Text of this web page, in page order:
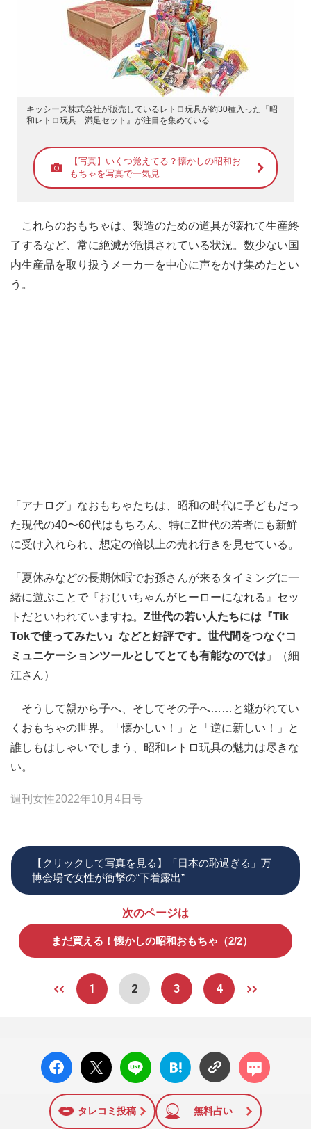
キッシーズ株式会社が販売しているレトロ玩具が約30種入った『昭
和レトロ玩具 満足セット』が注目を集めている
【写真】いくつ覚えてる？懐かしの昭和お
もちゃを写真で一気見
これらのおもちゃは、製造のための道具が壊れて生産終
了するなど、常に絶滅が危惧されている状況。数少ない国
内生産品を取り扱うメーカーを中心に声をかけ集めたとい
う。
「アナログ」なおもちゃたちは、昭和の時代に子どもだっ
た現代の40〜60代はもちろん、特にZ世代の若者にも新鮮
に受け入れられ、想定の倍以上の売れ行きを見せている。
「夏休みなどの長期休暇でお孫さんが来るタイミングに一
緒に遊ぶことで『おじいちゃんがヒーローになれる』セッ
トだといわれていますね。 Z世代の若い人たちには『Tik
Tokで使ってみたい』などと好評です。世代間をつなぐコ
ミュニケーションツールとしてとても有能なのでは 」（細
江さん）
そうして親から子へ、そしてその子へ……と継がれてい
くおもちゃの世界。「懐かしい！」と「逆に新しい！」と
誰しもはしゃいでしまう、昭和レトロ玩具の魅力は尽きな
い。
週刊女性2022年10月4日号
【クリックして写真を見る】「日本の恥過ぎる」万
博会場で女性が衝撃の“下着露出”
次のページは
まだ買える！懐かしの昭和おもちゃ（2/2）
1 2 3 4
facebo
ok い
X ポス
ト
LINE
はてな
ブック
に追加
コメン
ト
タレコミ投稿 無料占い